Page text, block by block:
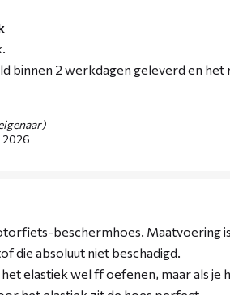
binnen 2 werkdagen geleverd en het
2026
beschermhoes. Maatvoering
die absoluut niet beschadigd.
elastiek wel ff oefenen, maar als je